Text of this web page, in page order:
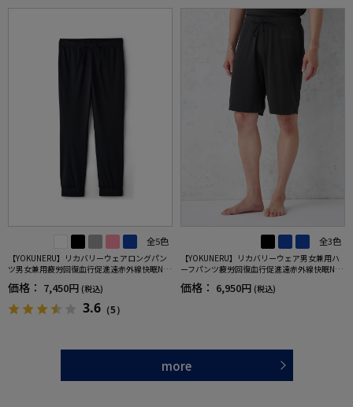
全5色
【YOKUNERU】リカバリーウェアロングパン
ツ男女兼用疲労回復血行促進遠赤外線快眠NA
NOMIX(R)【一般医療機器】SS～LLサイズ
価格： 7,450円 (税込)
3.6 （5）
全3色
【YOKUNERU】リカバリーウェア男女兼用ハ
ーフパンツ疲労回復血行促進遠赤外線快眠NA
NOMIX(R)【一般医療機器】SS～LLサイズ
価格： 6,950円 (税込)
more